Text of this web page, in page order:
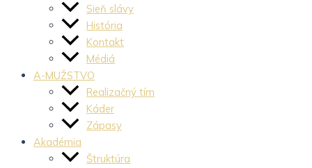
Sieň slávy
História
Kontakt
Médiá
A-MUŽSTVO
Realizačný tím
Káder
Zápasy
Akadémia
Štruktúra